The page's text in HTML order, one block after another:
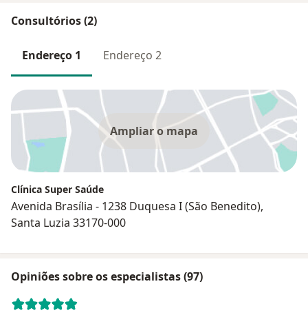
Consultórios (2)
Endereço 1 Endereço 2
Ampliar o mapa
Clínica Super Saúde
Avenida Brasília - 1238 Duquesa I (São Benedito),
Santa Luzia 33170-000
Opiniões sobre os especialistas (97)